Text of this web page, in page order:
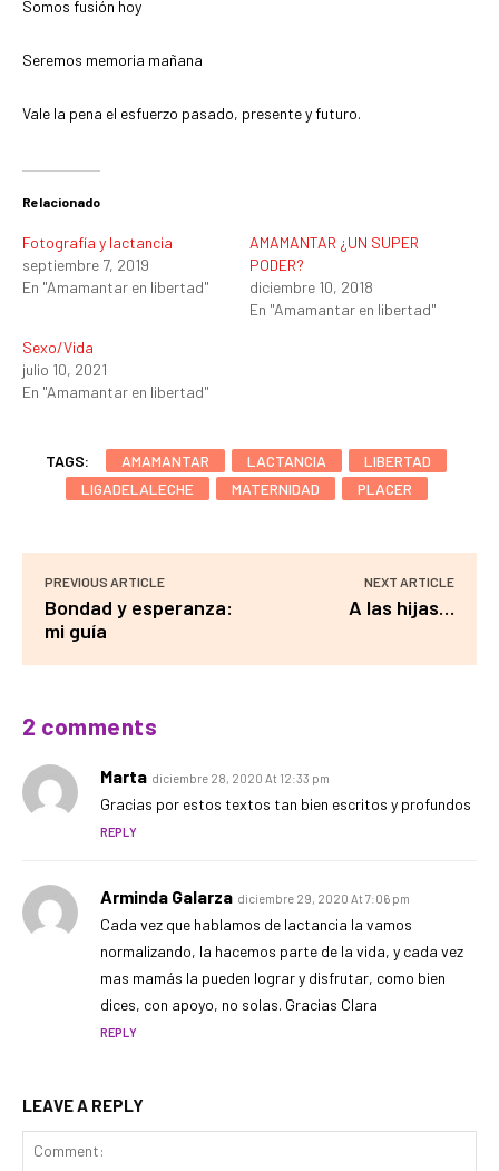
Somos fusión hoy
Seremos memoria mañana
Vale la pena el esfuerzo pasado, presente y futuro.
Relacionado
Fotografía y lactancia
septiembre 7, 2019
En "Amamantar en libertad"
AMAMANTAR ¿UN SUPER
PODER?
diciembre 10, 2018
En "Amamantar en libertad"
Sexo/Vida
julio 10, 2021
En "Amamantar en libertad"
TAGS: AMAMANTAR LACTANCIA
LIBERTAD
LIGADELALECHE
MATERNIDAD PLACER
PREVIOUS ARTICLE
Bondad y esperanza:
mi guía
NEXT ARTICLE
A las hijas…
2 comments
Marta diciembre 28, 2020 At 12:33 pm
Gracias por estos textos tan bien escritos y profundos
REPLY
Arminda Galarza diciembre 29, 2020 At 7:06 pm
Cada vez que hablamos de lactancia la vamos
normalizando, la hacemos parte de la vida, y cada vez
mas mamás la pueden lograr y disfrutar, como bien
dices, con apoyo, no solas. Gracias Clara
REPLY
LEAVE A REPLY